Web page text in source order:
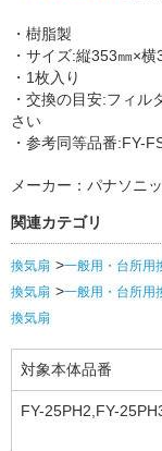
・樹脂製
・サイズ:縦353㎜×横
・1枚入り
・交換の目安:フィ
さい
・参考同等品番:FY-
メーカー：パナソニ
関連カテゴリ
換気扇 一般用・台所用
換気扇
一般用・台所用
換気扇
対象本体品番
FY-25PH2,FY-
3,FY-25EH4,FY-